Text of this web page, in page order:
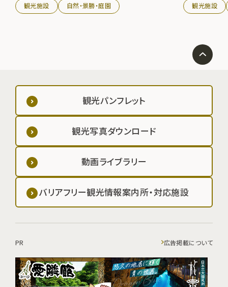
観光施設 自然・景勝・庭園 観光施設
観光パンフレット
観光写真ダウンロード
動画ライブラリー
バリアフリー観光情報案内所・対応施設
PR 広告掲載について